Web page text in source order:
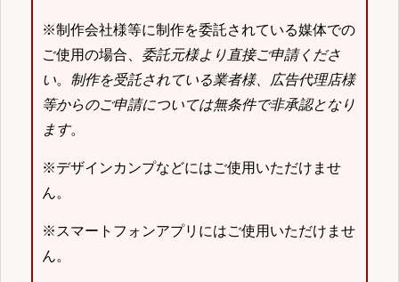
※制作会社様等に制作を委託されている媒体での
ご使用の場合、 委託元様より直接ご申請くださ
い。 制作を受託されている業者様、広告代理店様
等からのご申請については無条件で非承認となり
ます。
※デザインカンプなどにはご使用いただけませ
ん。
※スマートフォンアプリにはご使用いただけませ
ん。